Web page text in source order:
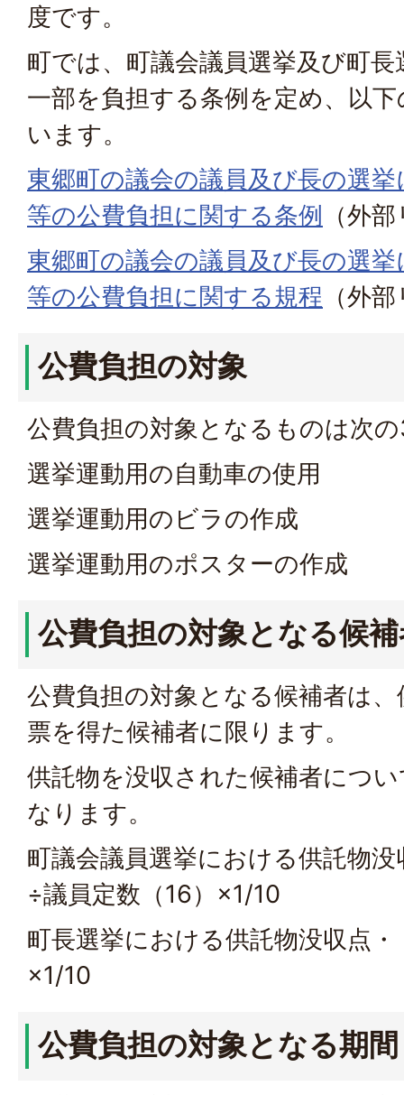
度です。
町では、町議会議員選挙及び町
一部を負担する条例を定め、以
います。
東郷町の議会の議員及び長の選
等の公費負担に関する条例 （外
東郷町の議会の議員及び長の選
等の公費負担に関する規程 （外
公費負担の対象
公費負担の対象となるものは次
選挙運動用の自動車の使用
選挙運動用のビラの作成
選挙運動用のポスターの作成
公費負担の対象となる候
公費負担の対象となる候補者は
票を得た候補者に限ります。
供託物を没収された候補者につ
なります。
町議会議員選挙における供託物
÷議員定数（16）×1/10
町長選挙における供託物没収点
×1/10
公費負担の対象となる期間